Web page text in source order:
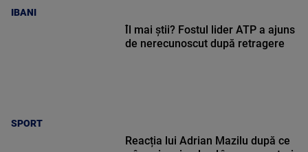
IBANI
SPORT
Îl mai știi? Fostul lider ATP a ajuns
de nerecunoscut după retragere
Reacția lui Adrian Mazilu după ce